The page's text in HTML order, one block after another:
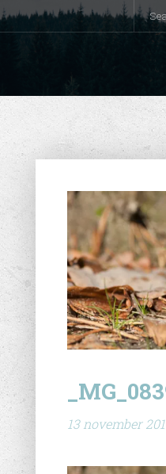
13 november